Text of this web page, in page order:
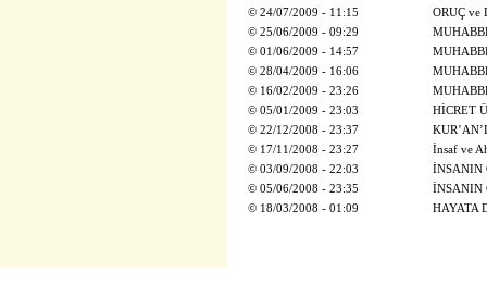
© 24/07/2009 - 11:15
ORUÇ ve
© 25/06/2009 - 09:29
© 01/06/2009 - 14:57
© 28/04/2009 - 16:06
© 16/02/2009 - 23:26
© 05/01/2009 - 23:03
HİCRET
© 22/12/2008 - 23:37
© 17/11/2008 - 23:27
İnsaf ve
© 03/09/2008 - 22:03
İNSANIN
© 05/06/2008 - 23:35
İNSANIN
© 18/03/2008 - 01:09 HAYATA